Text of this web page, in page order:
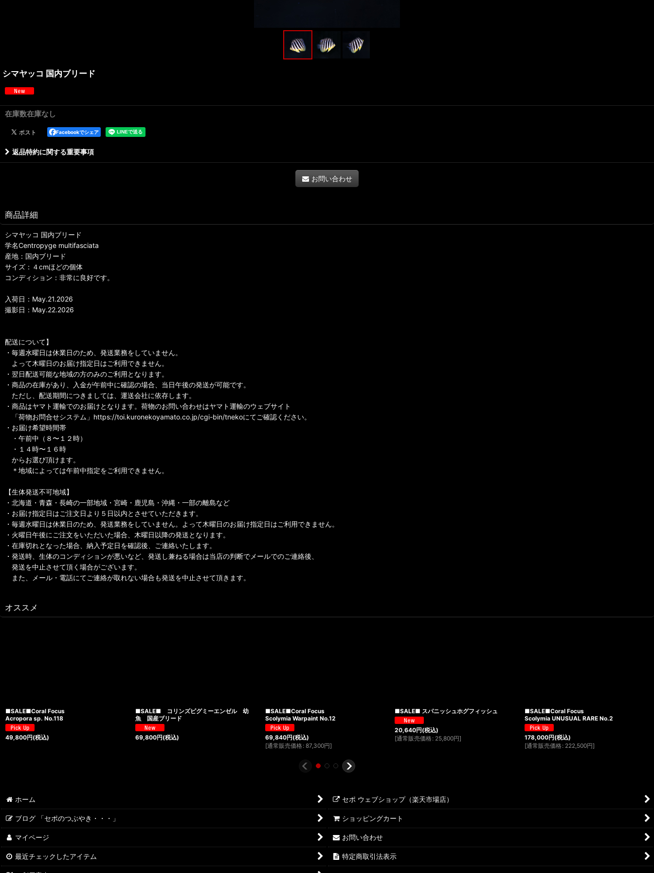
シマヤッコ 国内ブリード
在庫数在庫なし
Facebookでシェア
返品特約に関する重要事項
お問い合わせ
商品詳細
シマヤッコ 国内ブリード
学名Centropyge multifasciata
産地：国内ブリード
サイズ：４cmほどの個体
コンディション：非常に良好です。
入荷日：May.21.2026
撮影日：May.22.2026
配送について】
・毎週水曜日は休業日のため、発送業務をしていません。
よって木曜日のお届け指定日はご利用できません。
・翌日配送可能な地域の方のみのご利用となります。
・商品の在庫があり、入金が午前中に確認の場合、当日午後の発送が可能です。
ただし、配送期間につきましては、運送会社に依存します。
・商品はヤマト運輸でのお届けとなります。荷物のお問い合わせはヤマト運輸のウェブサイト
「荷物お問合せシステム」https://toi.kuronekoyamato.co.jp/cgi-bin/tnekoにてご確認ください。
・お届け希望時間帯
・午前中（８〜１２時）
・１４時〜１６時
からお選び頂けます。
＊地域によっては午前中指定をご利用できません。
【生体発送不可地域】
・北海道・青森・長崎の一部地域・宮崎・鹿児島・沖縄・一部の離島など
・お届け指定日はご注文日より５日以内とさせていただきます。
・毎週水曜日は休業日のため、発送業務をしていません。よって木曜日のお届け指定日はご利用できません。
・火曜日午後にご注文をいただいた場合、木曜日以降の発送となります。
・在庫切れとなった場合、納入予定日を確認後、ご連絡いたします。
・発送時、生体のコンディションが悪いなど、発送し兼ねる場合は当店の判断でメールでのご連絡後、
発送を中止させて頂く場合がございます。
また、メール・電話にてご連絡が取れない場合も発送を中止させて頂きます。
オススメ
■SALE■Coral Focus
Acropora sp. No.118
49,800円(税込)
■SALE■ コリンズピグミーエンゼル 幼
魚 国産ブリード
69,800円(税込)
■SALE■Coral Focus
Scolymia Warpaint No.12
69,840円(税込)
[通常販売価格 : 87,300円]
■SALE■ スパニッシュホグフィッシュ
20,640円(税込)
[通常販売価格 : 25,800円]
■SALE■Coral Focus
Scolymia UNUSUAL RARE No.2
178,000円(税込)
[通常販売価格 : 222,500円]
ホーム セポ ウェブショップ（楽天市場店）
ブログ 「セポのつぶやき・・・」 ショッピングカート
マイページ お問い合わせ
最近チェックしたアイテム 特定商取引法表示